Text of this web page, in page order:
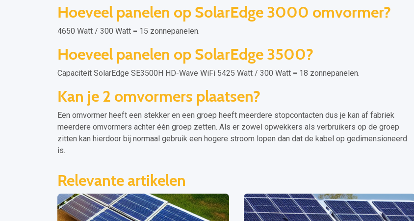
Hoeveel panelen op SolarEdge 3000 omvormer?
4650 Watt / 300 Watt = 15 zonnepanelen.
Hoeveel panelen op SolarEdge 3500?
Capaciteit SolarEdge SE3500H HD-Wave WiFi 5425 Watt / 300 Watt = 18 zonnepanelen.
Kan je 2 omvormers plaatsen?
Een omvormer heeft een stekker en een groep heeft meerdere stopcontacten dus je kan af fabriek
meerdere omvormers achter één groep zetten. Als er zowel opwekkers als verbruikers op de groep
zitten kan hierdoor bij normaal gebruik een hogere stroom lopen dan dat de kabel op gedimensioneerd
is.
Relevante artikelen